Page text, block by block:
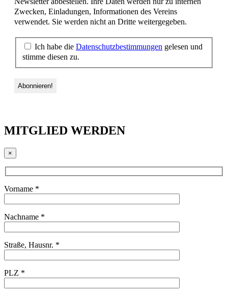
Zwecken, Einladungen, Informationen des Vereins
verwendet. Sie werden nicht an Dritte weitergegeben.
Ich habe die Datenschutzbestimmungen gelesen und
stimme diesen zu.
MITGLIED WERDEN
×
Vorname *
Nachname *
Straße, Hausnr. *
PLZ *